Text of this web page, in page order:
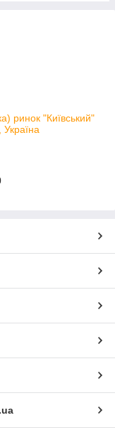
ринок "Київський"
Україна